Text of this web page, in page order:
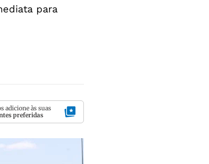
para
adicione às suas
preferidas